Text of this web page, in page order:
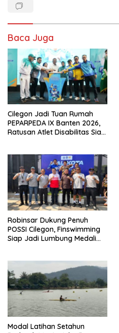
Baca Juga
Cilegon Jadi Tuan Rumah
PEPARPEDA IX Banten 2026,
Ratusan Atlet Disabilitas Siap
Robinsar Dukung Penuh
POSSI Cilegon, Finswimming
Siap Jadi Lumbung Medali
Modal Latihan Setahun